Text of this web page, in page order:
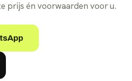
prijs én voorwaarden voor u.